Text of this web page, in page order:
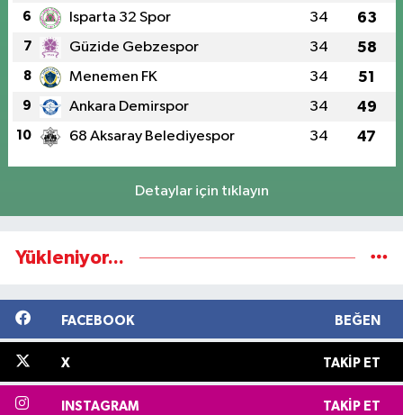
6 Isparta 32 Spor 34 63
7 Güzide Gebzespor 34 58
8 Menemen FK 34 51
9 Ankara Demirspor 34 49
10 68 Aksaray Belediyespor 34 47
Detaylar için tıklayın
Yükleniyor...
FACEBOOK BEĞEN
X TAKIP ET
INSTAGRAM TAKIP ET